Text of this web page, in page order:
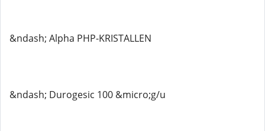
&ndash; Alpha PHP-KRISTALLEN
&ndash; Durogesic 100 &micro;g/u